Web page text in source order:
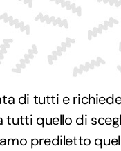
di tutti e
quello di
prediletto